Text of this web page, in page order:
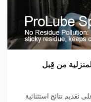
من قِبل
تقديم نتائج استثنائية